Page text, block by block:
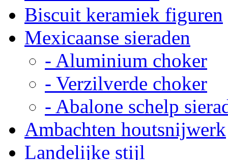
Biscuit keramiek figuren
Mexicaanse sieraden
- Aluminium choker
- Verzilverde choker
- Abalone schelp
Ambachten houtsnijwerk
Landelijke stijl